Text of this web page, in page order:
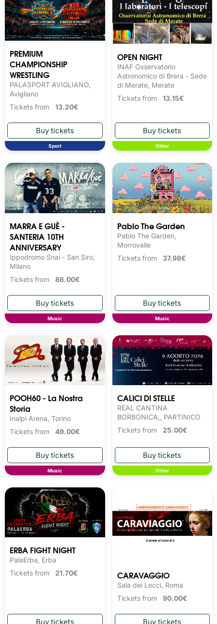
PREMIUM
CHAMPIONSHIP
WRESTLING
PALASPORT AVIGLIANO,
Avigliano
Tickets from 13.20€
Sport
OPEN NIGHT
INAF Osservatorio
Astronomico di Brera - Sede
di Merate, Merate
Tickets from 13.15€
Other
MARRA E GUÈ -
SANTERIA 10TH
ANNIVERSARY
Ippodromo Snai - San Siro,
Milano
Tickets from 86.00€
Music
Pablo The Garden
Pablo The Garden,
Morrovalle
Tickets from 37.98€
Music
POOH60 - La Nostra
Storia
Inalpi Arena, Torino
Tickets from 49.00€
Music
CALICI DI STELLE
REAL CANTINA
BORBONICA,, PARTINICO
Tickets from 25.00€
Other
ERBA FIGHT NIGHT
PalaErba, Erba
Tickets from 21.70€ CARAVAGGIO
Sala dei Lecci, Roma
Tickets from 90.00€